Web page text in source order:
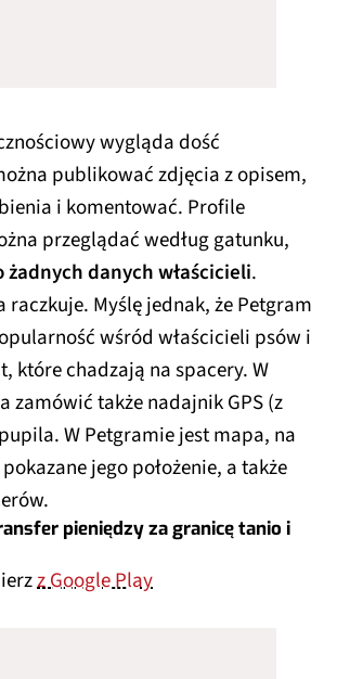
wygląda dość
publikować zdjęcia z opisem,
i komentować. Profile
przeglądać według gatunku,
żadnych danych właścicieli.
raczkuje. Myślę jednak, że Petgram
wśród właścicieli psów i
które chadzają na spacery. W
zamówić także nadajnik GPS (z
W Petgramie jest mapa, na
jego położenie, a także
pieniędzy za granicę tanio i
z Google Play